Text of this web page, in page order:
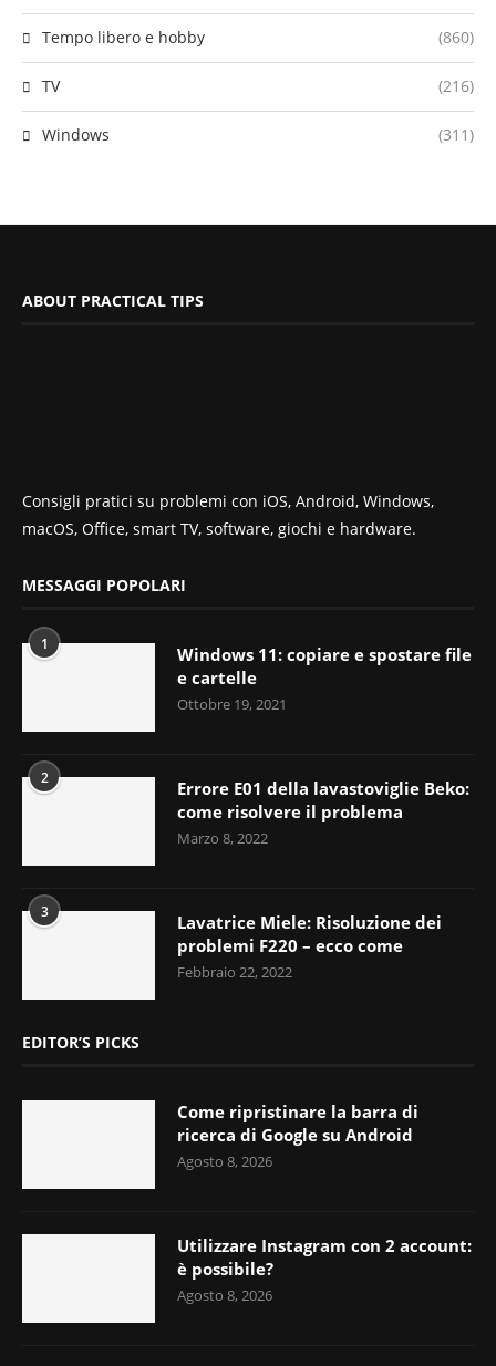
Tempo libero e hobby (860)
TV (216)
Windows (311)
ABOUT PRACTICAL TIPS
Consigli pratici su problemi con iOS, Android, Windows,
macOS, Office, smart TV, software, giochi e hardware.
MESSAGGI POPOLARI
1
Windows 11: copiare e spostare file
e cartelle
Ottobre 19, 2021
2
Errore E01 della lavastoviglie Beko:
come risolvere il problema
Marzo 8, 2022
3
Lavatrice Miele: Risoluzione dei
problemi F220 – ecco come
Febbraio 22, 2022
EDITOR’S PICKS
Come ripristinare la barra di
ricerca di Google su Android
Agosto 8, 2026
Utilizzare Instagram con 2 account:
è possibile?
Agosto 8, 2026